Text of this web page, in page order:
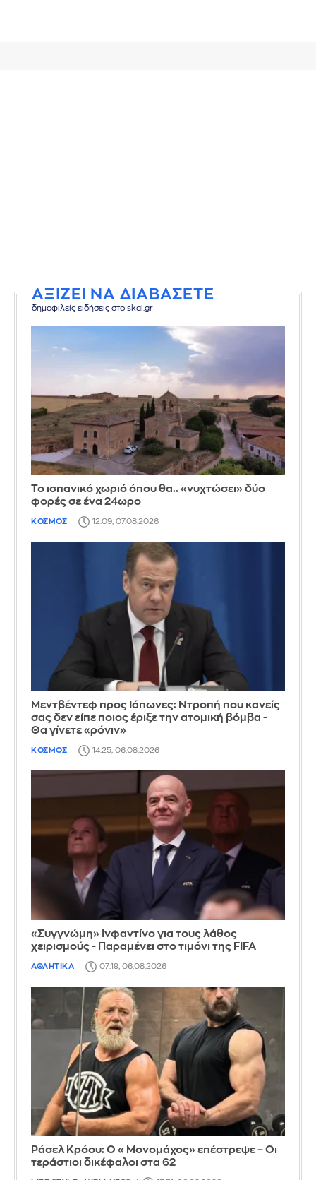
ΑΞΙΖΕΙ ΝΑ ΔΙΑΒΑΣΕΤΕ
δημοφιλείς ειδήσεις στο skai.gr
Το ισπανικό χωριό όπου θα.. «νυχτώσει» δύο
φορές σε ένα 24ωρο
ΚΟΣΜΟΣ 12:09, 07.08.2026
Μεντβέντεφ προς Ιάπωνες: Ντροπή που κανείς
σας δεν είπε ποιος έριξε την ατομική βόμβα -
Θα γίνετε «ρόνιν»
ΚΟΣΜΟΣ 14:25, 06.08.2026
«Συγγνώμη» Ινφαντίνο για τους λάθος
χειρισμούς - Παραμένει στο τιμόνι της FIFA
ΑΘΛΗΤΙΚΑ 07:19, 06.08.2026
Ράσελ Κρόου: Ο «Μονομάχος» επέστρεψε – Οι
τεράστιοι δικέφαλοι στα 62